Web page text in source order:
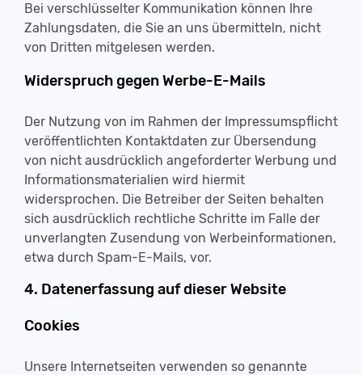
Bei verschlüsselter Kommunikation können Ihre
Zahlungsdaten, die Sie an uns übermitteln, nicht
von Dritten mitgelesen werden.
Widerspruch gegen Werbe-E-Mails
Der Nutzung von im Rahmen der Impressumspflicht
veröffentlichten Kontaktdaten zur Übersendung
von nicht ausdrücklich angeforderter Werbung und
Informationsmaterialien wird hiermit
widersprochen. Die Betreiber der Seiten behalten
sich ausdrücklich rechtliche Schritte im Falle der
unverlangten Zusendung von Werbeinformationen,
etwa durch Spam-E-Mails, vor.
4. Datenerfassung auf dieser Website
Cookies
Unsere Internetseiten verwenden so genannte